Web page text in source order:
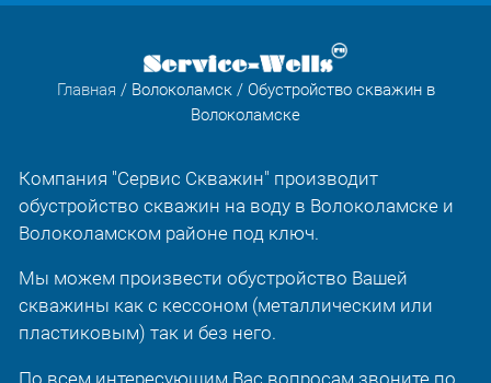
Главная / Волоколамск/ Обустройство скважин в
Волоколамске
Компания "Сервис Скважин" производит
обустройство скважин на воду в Волоколамске и
Волоколамском районе под ключ.
Мы можем произвести обустройство Вашей
скважины как с кессоном (металлическим или
пластиковым) так и без него.